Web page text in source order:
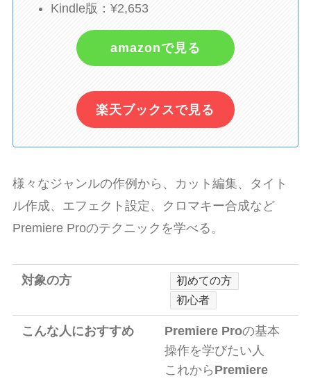
Kindle版：¥2,653
amazonで見る
楽天ブックスで見る
様々なジャンルの作例から、カット編集、タイト
ル作成、エフェクト設定、クロマキー合成など
Premiere Proのテクニックを学べる。
対象の方
初めての方
初心者
こんな人におすすめ Premiere Proの基本
操作を学びたい人
これから Premiere